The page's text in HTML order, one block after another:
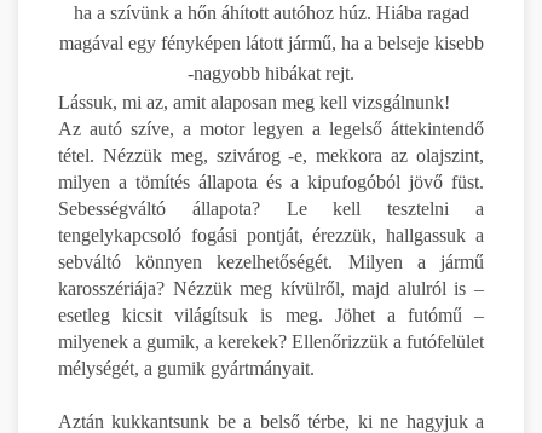
ha a szívünk a hőn áhított autóhoz húz. Hiába ragad
magával egy fényképen látott jármű, ha a belseje kisebb
-nagyobb hibákat rejt.
Lássuk, mi az, amit alaposan meg kell vizsgálnunk!
Az autó szíve, a motor legyen a legelső áttekintendő
tétel. Nézzük meg, szivárog -e, mekkora az olajszint,
milyen a tömítés állapota és a kipufogóból jövő füst.
Sebességváltó állapota? Le kell tesztelni a
tengelykapcsoló fogási pontját, érezzük, hallgassuk a
sebváltó könnyen kezelhetőségét. Milyen a jármű
karosszériája? Nézzük meg kívülről, majd alulról is –
esetleg kicsit világítsuk is meg. Jöhet a futómű –
milyenek a gumik, a kerekek? Ellenőrizzük a futófelület
mélységét, a gumik gyártmányait.
Aztán kukkantsunk be a belső térbe, ki ne hagyjuk a